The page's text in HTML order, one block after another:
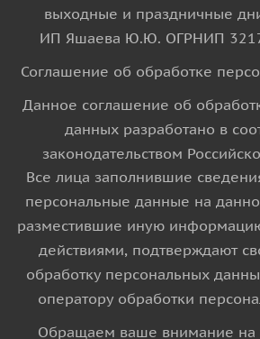
выходные и праздничные
ИП Яшаева Ю.Ю. ОГРНИП
Соглашение об обработке
Данное соглашение об
данных разработано в
законодательством
Все лица заполнившие
персональные данные на
разместившие иную
действиями, подтверждают
обработку персональных
оператору обработки
Обращаем ваше внимание на